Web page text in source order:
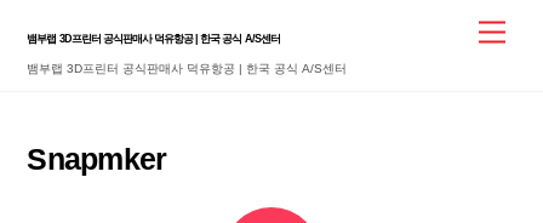
content
뱀부랩 3D프린터 공식판매사 덕유항공 | 한국 공식 A/S센터
뱀부랩 3D프린터 공식판매사 덕유항공 | 한국 공식 A/S센터
Snapmker